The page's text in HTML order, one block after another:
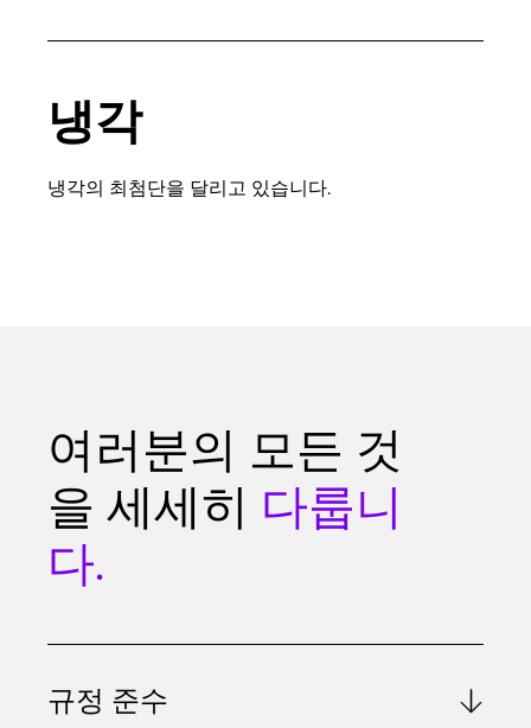
냉각
냉각의 최첨단을 달리고 있습니다.
여러분의 모든 것
을 세세히 다룹니
다.
규정 준수